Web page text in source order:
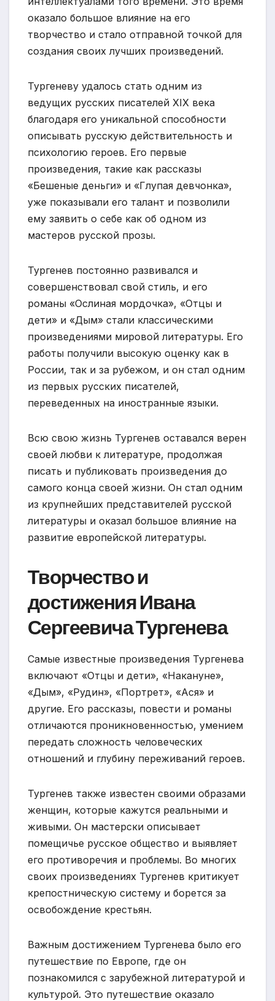
оказало большое влияние на его
творчество и стало отправной точкой для
создания своих лучших произведений.
Тургеневу удалось стать одним из
ведущих русских писателей XIX века
благодаря его уникальной способности
описывать русскую действительность и
психологию героев. Его первые
произведения, такие как рассказы
«Бешеные деньги» и «Глупая девчонка»,
уже показывали его талант и позволили
ему заявить о себе как об одном из
мастеров русской прозы.
Тургенев постоянно развивался и
совершенствовал свой стиль, и его
романы «Ослиная мордочка», «Отцы и
дети» и «Дым» стали классическими
произведениями мировой литературы. Его
работы получили высокую оценку как в
России, так и за рубежом, и он стал одним
из первых русских писателей,
переведенных на иностранные языки.
Всю свою жизнь Тургенев оставался верен
своей любви к литературе, продолжая
писать и публиковать произведения до
самого конца своей жизни. Он стал одним
из крупнейших представителей русской
литературы и оказал большое влияние на
развитие европейской литературы.
Творчество и
достижения Ивана
Сергеевича Тургенева
Самые известные произведения Тургенева
включают «Отцы и дети», «Накануне»,
«Дым», «Рудин», «Портрет», «Ася» и
другие. Его рассказы, повести и романы
отличаются проникновенностью, умением
передать сложность человеческих
отношений и глубину переживаний героев.
Тургенев также известен своими образами
женщин, которые кажутся реальными и
живыми. Он мастерски описывает
помещичье русское общество и выявляет
его противоречия и проблемы. Во многих
своих произведениях Тургенев критикует
крепостническую систему и борется за
освобождение крестьян.
Важным достижением Тургенева было его
путешествие по Европе, где он
познакомился с зарубежной литературой и
культурой. Это путешествие оказало